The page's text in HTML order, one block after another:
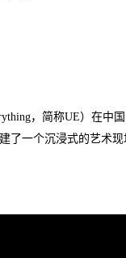
，简称UE）在
一个沉浸式的艺术